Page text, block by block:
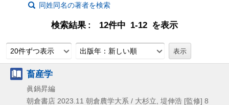
同姓同名の著者を検索
検索結果 12件中 1-12 を表示
20件ずつ表示 出版年：新しい順
畜産学
眞鍋昇編
朝倉書店 2023.11 朝倉農学大系 / 大杉立, 堤伸浩 [監修] 8